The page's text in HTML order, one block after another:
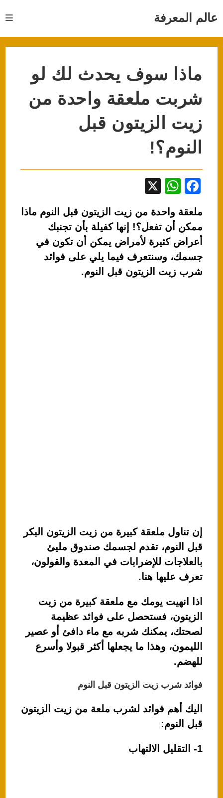
عالم المعرفة
ماذا سوف يحدث لك لو
شربت ملعقة واحدة من
زيت الزيتون قبل
النوم؟!
F
c
e
b
o
o
W
at
s
A
p
p
ملعقة واحدة من زيت الزيتون قبل النوم ماذا
ممكن أن تفعل؟! إنها كفيلة بأن تجنبك
أعراض كثيرة لأمراض يمكن أن تكون في
جسمك، وسنتعرف فيما يلي على فوائد
شرب زيت الزيتون قبل النوم.
إن تناول ملعقة كبيرة من زيت الزيتون البكر
قبل النوم، تقدم لجسمك صندوق مليئ
بالعلاجات للإضرابات في المعدة والقولون،
تعرف عليها هنا.
اذا انهيت يومك مع ملعقة كبيرة من زيت
الزيتون، فستحصل على فوائد عظيمة
لصحتك، يمكنك شربه مع ماء دافئ أو عصير
الليمون، وهذا ما يجعلها أكثر قبولا وأسرع
للهضم.
فوائد شرب زيت الزيتون قبل النوم
اليك أهم فوائد لشرب ملعة من زيت الزيتون
قبل النوم:
1- التقليل الالتهاب